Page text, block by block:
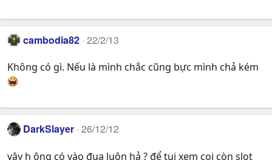
cambodia82 22/2/13
Không có gì. Nếu là mình chắc cũng bực mình chả kém
DarkSlayer 26/12/12
vậy h ông có vào đua luôn hả ? để tui xem coi còn slot